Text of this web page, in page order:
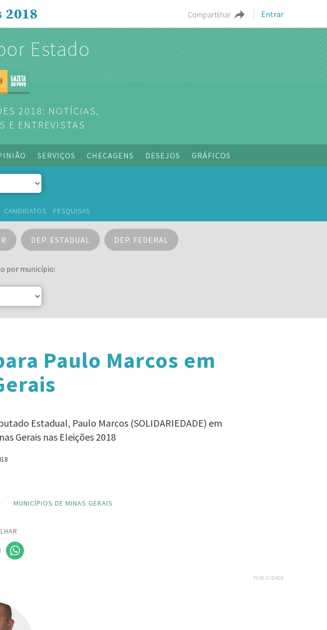
Compartilhar Entrar
2018
Estado
2018: NOTÍCIAS,
E ENTREVISTAS
SERVIÇOS CHECAGENS DESEJOS GRÁFICOS
CANDIDATOS PESQUISAS
DEP. ESTADUAL DEP. FEDERAL
por município:
Paulo Marcos em
Estadual, Paulo Marcos (SOLIDARIEDADE) em
Gerais nas Eleições 2018
MUNICÍPIOS DE MINAS GERAIS
PUBLICIDADE